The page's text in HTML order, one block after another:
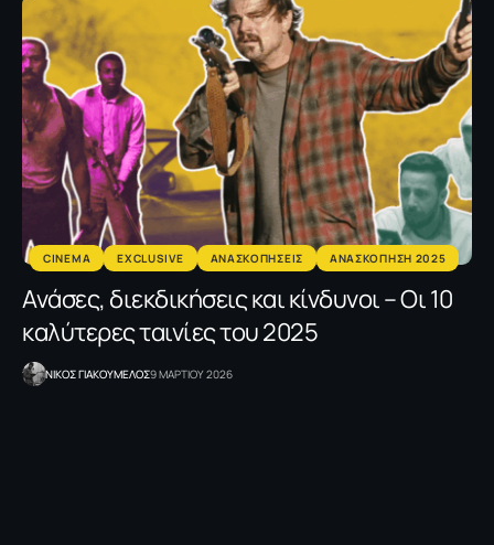
CINEMA EXCLUSIVE ΑΝΑΣΚΟΠΗΣΕΙΣ ΑΝΑΣΚΟΠΗΣΗ 2025
Ανάσες, διεκδικήσεις και κίνδυνοι – Οι 10
καλύτερες ταινίες του 2025
NΙΚΟΣ ΓΙΑΚΟΥΜΕΛΟΣ9 ΜΑΡΤΙΟΥ 2026